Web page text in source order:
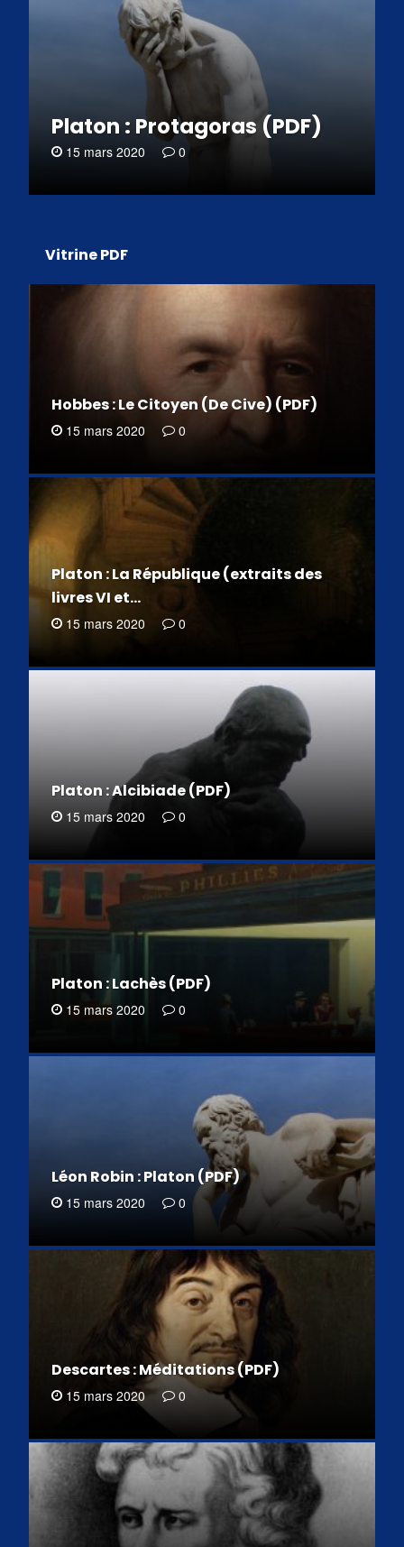
Platon : Protagoras (PDF)
15 mars 2020 0
Vitrine PDF
Hobbes : Le Citoyen (De Cive) (PDF)
15 mars 2020 0
Platon : La République (extraits des
livres VI et…
15 mars 2020 0
Platon : Alcibiade (PDF)
15 mars 2020 0
Platon : Lachès (PDF)
15 mars 2020 0
Léon Robin : Platon (PDF)
15 mars 2020 0
Descartes : Méditations (PDF)
15 mars 2020 0